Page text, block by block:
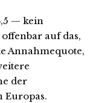
— kein
auf das,
Annahmequote,
der
Europas.